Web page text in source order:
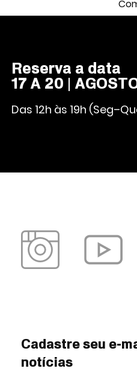
Reserva a data
17 A 20 |
Das 12h às 19h
Cadastre seu e-
notícias